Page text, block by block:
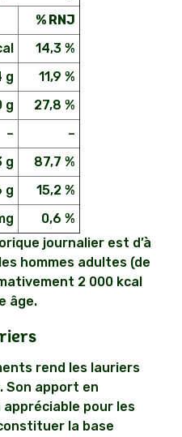
% RNJ
14,3 %
g
11,9 %
g
27,8 %
–
–
g
87,7 %
g
15,2 %
0,6 %
journalier est d’à
hommes adultes (de
2 000 kcal
âge.
rend les lauriers
Son apport en
pour les
la base